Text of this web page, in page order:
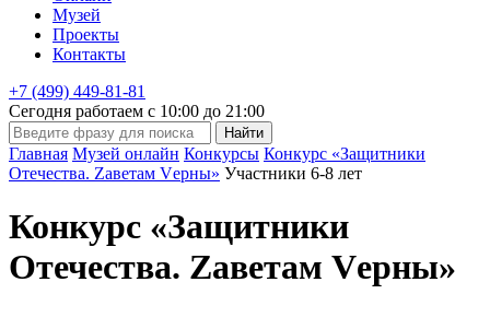
Музей
Проекты
Контакты
+7 (499) 449-81-81
Сегодня работаем с 10:00 до 21:00
Главная Музей онлайн Конкурсы Конкурс «Защитники
Отечества. Zаветам Vерны» Участники 6-8 лет
Конкурс «Защитники
Отечества. Zаветам Vерны»